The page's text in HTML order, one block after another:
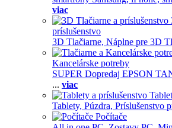
viac
príslušenstvo
3D Tlačiarne, Náplne pre 3D
Kancelárske potreby
SUPER Dopredaj EPSON
... viac
Tablety, Púzdra, Príslušenstvo
Počítače